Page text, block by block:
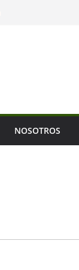
NOSOTROS